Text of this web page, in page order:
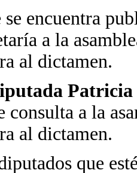
encuentra
a la
al dictamen.
consulta a la
al dictamen.
que